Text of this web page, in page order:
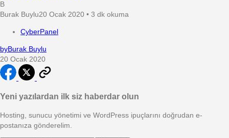
B
Burak Buylu20 Ocak 2020 • 3 dk okuma
CyberPanel
byBurak Buylu
20 Ocak 2020
Yeni yazılardan ilk siz haberdar olun
Hosting, sunucu yönetimi ve WordPress ipuçlarını doğrudan e-
postanıza gönderelim.